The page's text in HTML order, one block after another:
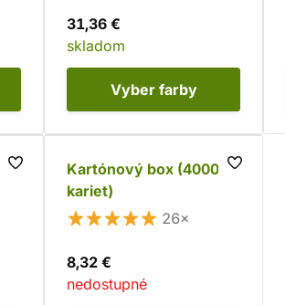
31,36 €
skladom
Vyber farby
Kartónový box (4000
kariet)
26×
8,32 €
nedostupné